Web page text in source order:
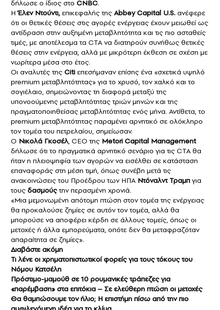
δήλωσε ο ίδιος στο CNBC.
ΗΈλεν Ντούντι,επικεφαλής της Abbey Capital U.S. ανέφερε
ότι οι θετικές θέσεις στις αγορές ενέργειας έχουν μειωθεί ως
αντίδραση στην αυξημένη μεταβλητότητα και τις πιο ασταθείς
τιμές, με αποτέλεσμα τα CTA να διατηρούν συνήθως θετικές
θέσεις στην ενέργεια, αλλά με μικρότερη έκθεση σε σχέση με
νωρίτερα μέσα στο έτος.
Oι αναλυτές της Citi επεσήμαναν επίσης ένα «σχετικά υψηλό
premium μεταβλητότητας» για το χρυσό, τον χαλκό και το
σογιέλαιο, σημειώνοντας τη διαφορά μεταξύ της
υπονοούμενης μεταβλητότητας τριών μηνών και της
πραγματοποιηθείσας μεταβλητότητας ενός μήνα. Αντίθετα, το
premium μεταβλητότητας παραμένει αρνητικό σε ολόκληρο
τον τομέα του πετρελαίου, σημείωσαν.
Ο Νικολά Γκοσέλ, CEO της Metori Capital Management
δήλωσε ότι το πραγματικά αρνητικό σενάριο για τις CTA θα
ήταν η πλειοψηφία των αγορών να εισέλθει σε κατάσταση
επαναφοράς στη μέση τιμή, όπως συνέβη μετά τις
ανακοινώσεις του Προέδρου των ΗΠΑ Ντόναλντ Τραμπ για
τους δασμούςτην περασμένη χρονιά.
«Μια μεμονωμένη απότομη πτώση στον τομέα της ενέργειας
θα προκαλούσε ζημίες σε αυτόν τον τομέα, αλλά θα
μπορούσε να αποφέρει κέρδη σε άλλους τομείς, όπως οι
μετοχές ή άλλα εμπορεύματα, οπότε δεν θα μεταφραζόταν
απαραίτητα σε ζημίες».
Διαβάστε ακόμη
Τι λένε οι χρηματοπιστωτικοί φορείς για τους τόκους του
Νόμου Κατσέλη
Πρόστιμο-μαμούθ σε 10 ρουμανικές τράπεζες για
«παρέμβαση» στα επιτόκια – Σε ελεύθερη πτώση οι μετοχές
Θα θαμπώσουμε τον ήλιο; Η επιστήμη πίσω από την πιο